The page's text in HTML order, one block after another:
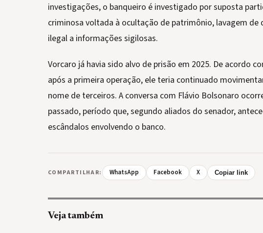
investigações, o banqueiro é investigado por suposta
criminosa voltada à ocultação de patrimônio, lavagem de
ilegal a informações sigilosas.
Vorcaro já havia sido alvo de prisão em 2025. De acordo
após a primeira operação, ele teria continuado
nome de terceiros. A conversa com Flávio Bolsonaro
passado, período que, segundo aliados do senador,
escândalos envolvendo o banco.
COMPARTILHAR: WhatsApp Facebook X Copiar link
Veja também